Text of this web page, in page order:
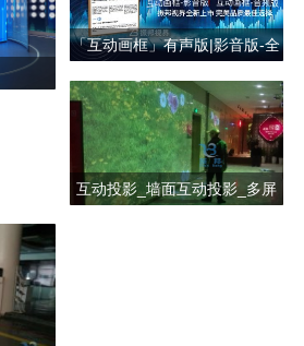
「互动画框」有声版|影音版-全
新上市
互动投影_墙面互动投影_多屏